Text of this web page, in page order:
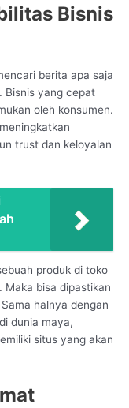
Bisnis
berita apa saja
Bisnis yang cepat
oleh konsumen.
trust dan keloyalan
produk di toko
bisa dipastikan
halnya dengan
dunia maya,
situs yang akan